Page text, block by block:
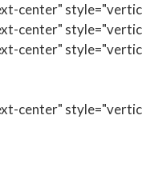
center"
center"
center"
center"